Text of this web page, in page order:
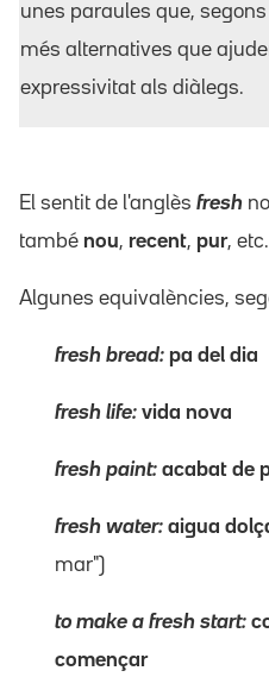
unes paraules que,
més alternatives que
expressivitat als diàlegs.
El sentit de l'anglès fresh
també nou, recent, pur, etc.
Algunes equivalències,
fresh bread: pa del dia
fresh life: vida nova
fresh paint: acabat de
fresh water: aigua
mar")
to make a fresh start:
començar